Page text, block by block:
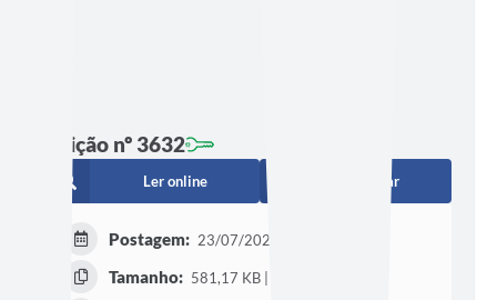
Edição nº 3632
Ler online Baixar
Postagem: 23/07/2026 às 11h14
Tamanho: 581,17 KB | 13 páginas